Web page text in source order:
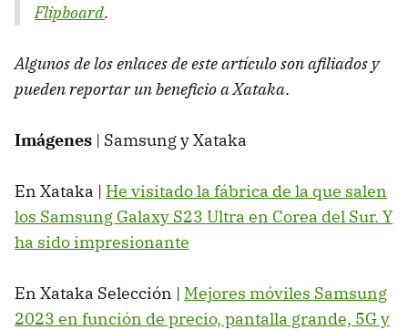
Flipboard.
Algunos de los enlaces de este artículo son afiliados y
pueden reportar un beneficio a Xataka.
Imágenes | Samsung y Xataka
En Xataka | He visitado la fábrica de la que salen
los Samsung Galaxy S23 Ultra en Corea del Sur. Y
ha sido impresionante
En Xataka Selección | Mejores móviles Samsung
2023 en función de precio, pantalla grande, 5G y